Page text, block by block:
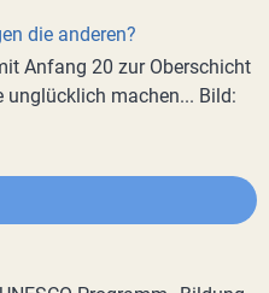
die anderen?
Anfang 20 zur Oberschicht
unglücklich machen... Bild: